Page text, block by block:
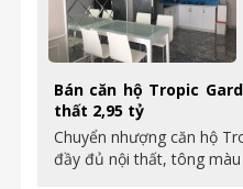
Bán căn hộ Tropic
thất 2,95 tỷ
Chuyển nhượng căn hộ
đầy đủ nội thất, tông